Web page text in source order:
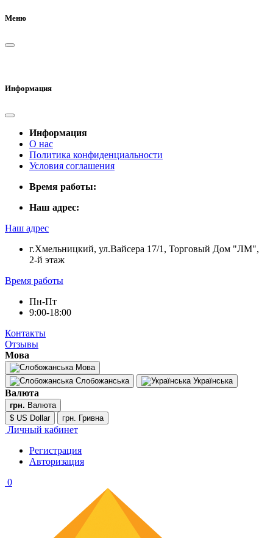
Меню
Информация
Информация
О нас
Политика конфиденциальности
Условия соглашения
Время работы:
Наш адрес:
Наш адрес
г.Хмельницкий, ул.Вайсера 17/1, Торговый Дом "ЛМ",
2-й этаж
Время работы
Пн-Пт
9:00-18:00
Контакты
Отзывы
Мова
Мова
Слобожанська
Українська
Валюта
грн. Валюта
$ US Dollar
грн. Гривна
Личный кабинет
Регистрация
Авторизация
0